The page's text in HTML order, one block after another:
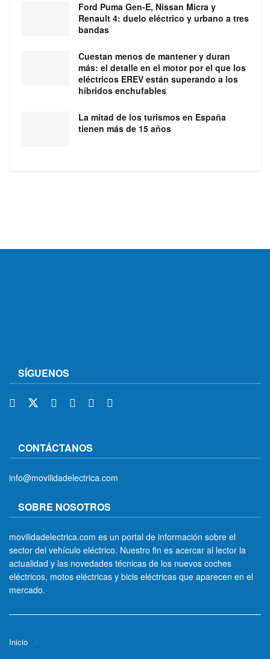
Ford Puma Gen-E, Nissan Micra y
Renault 4: duelo eléctrico y urbano a tres
bandas
Cuestan menos de mantener y duran
más: el detalle en el motor por el que los
eléctricos EREV están superando a los
híbridos enchufables
La mitad de los turismos en España
tienen más de 15 años
SÍGUENOS
CONTÁCTANOS
info@movilidadelectrica.com
SOBRE NOSOTROS
movilidadelectrica.com es un portal de información sobre el
sector del vehículo eléctrico. Nuestro fin es acercar al lector la
actualidad y las novedades técnicas de los nuevos coches
eléctricos, motos eléctricas y bicis eléctricas que aparecen en el
mercado.
Inicio